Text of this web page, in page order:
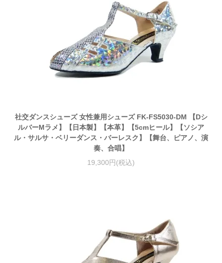
社交ダンスシューズ 女性兼用シューズ FK-FS5030-DM 【Dシ
ルバーMラメ】【日本製】【本革】【5cmヒール】【ソシア
ル・サルサ・ベリーダンス・バーレスク】【舞台、ピアノ、演
奏、合唱】
19,300円(税込)